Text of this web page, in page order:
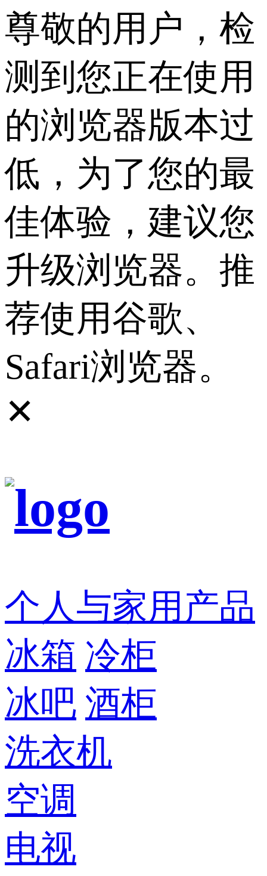
尊敬的用户，检
测到您正在使用
的浏览器版本过
低，为了您的最
佳体验，建议您
升级浏览器。推
荐使用谷歌、
Safari浏览器。
✕
个人与家用产品
冰箱 冷柜
冰吧 酒柜
洗衣机
空调
电视